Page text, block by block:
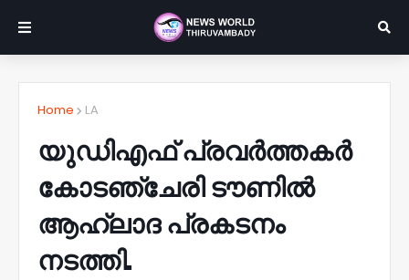
Home LA
യുഡിഎഫ് പ്രവർത്തകർ
കോടഞ്ചേരി ടൗണിൽ
ആഹ്ലാദ പ്രകടനം
നടത്തി.